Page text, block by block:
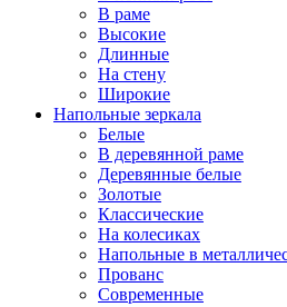
В раме
Высокие
Длинные
На стену
Широкие
Напольные зеркала
Белые
В деревянной раме
Деревянные белые
Золотые
Классические
На колесиках
Напольные в
Прованс
Современные